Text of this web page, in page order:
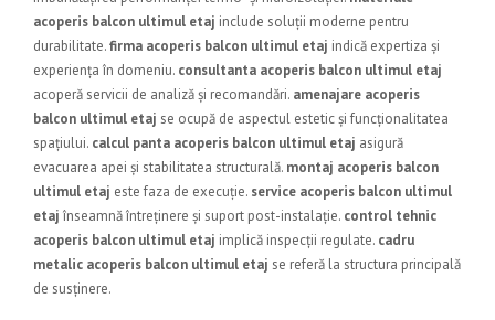
acoperis balcon ultimul etaj include soluții moderne pentru
durabilitate.firma acoperis balcon ultimul etaj indică expertiza și
experiența în domeniu. consultanta acoperis balcon ultimul etaj
acoperă servicii de analiză și recomandări. amenajare acoperis
balcon ultimul etaj se ocupă de aspectul estetic și funcționalitatea
spațiului. calcul panta acoperis balcon ultimul etaj asigură
evacuarea apei și stabilitatea structurală. montaj acoperis balcon
ultimul etaj este faza de execuție. service acoperis balcon ultimul
etaj înseamnă întreținere și suport post-instalație. control tehnic
acoperis balcon ultimul etaj implică inspecții regulate. cadru
metalic acoperis balcon ultimul etaj se referă la structura principală
de susținere.